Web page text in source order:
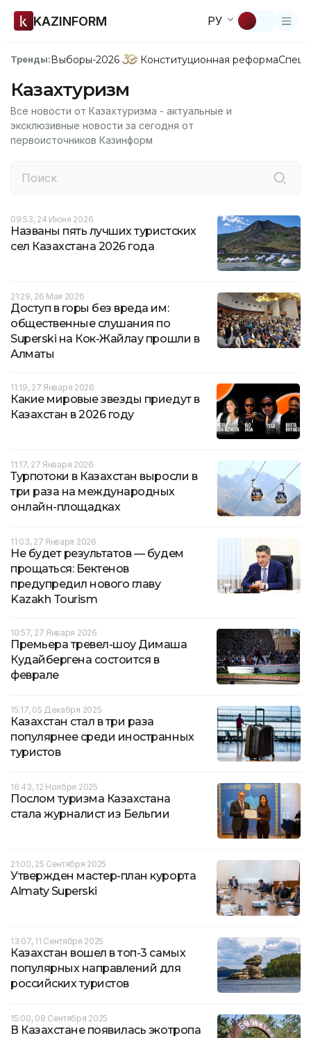
KAZINFORM РУ
Тренды:Выборы-2026 Конституционная реформа
Казахтуризм
Все новости от Казахтуризма - актуальные и
эксклюзивные новости за сегодня от
первоисточников Казинформ
09:53, 24 Июня 2026
Названы пять лучших туристских
сел Казахстана 2026 года
21:29, 26 Мая 2026
Доступ в горы без вреда им:
общественные слушания по
Superski на Кок-Жайлау прошли в
Алматы
11:19, 27 Января 2026
Какие мировые звезды приедут в
Казахстан в 2026 году
11:17, 27 Января 2026
Турпотоки в Казахстан выросли в
три раза на международных
онлайн-площадках
11:03, 27 Января 2026
Не будет результатов — будем
прощаться: Бектенов
предупредил нового главу
Kazakh Tourism
10:57, 27 Января 2026
Премьера тревел-шоу Димаша
Кудайбергена состоится в
феврале
15:17, 05 Декабря 2025
Казахстан стал в три раза
популярнее среди иностранных
туристов
16:43, 12 Ноября 2025
Послом туризма Казахстана
стала журналист из Бельгии
21:00, 25 Сентября 2025
Утвержден мастер-план курорта
Almaty Superski
13:07, 11 Сентября 2025
Казахстан вошел в топ-3 самых
популярных направлений для
российских туристов
15:00, 08 Сентября 2025
В Казахстане появилась экотропа